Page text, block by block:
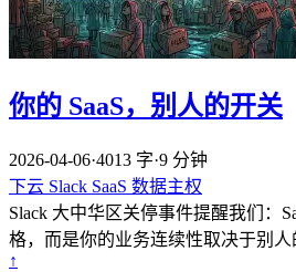
你的 SaaS，别人的开关
2026-04-06·4013 字·9 分钟
下云 Slack SaaS 数据主权
Slack 大中华区关停事件提醒我们：
格，而是你的业务连续性取决于别人
↑